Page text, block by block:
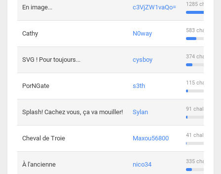
En image... c3VjZW1vaQo= 1285
Cathy N0way 583
SVG ! Pour toujours... cysboy 374
PorNGate s3th 115
Splash! Cachez vous, ça va mouiller! Sylan 91
Cheval de Troie Maxou56800 41
À l'ancienne nico34 335